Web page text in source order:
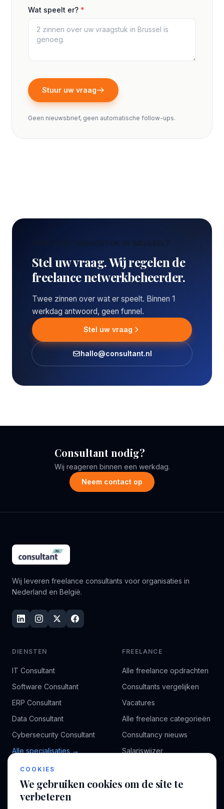
Wat speelt er? *
Stuur uw vraag
Geen nieuwsbrief, geen automatische follow-ups.
CONCREET VRAAGSTUK IN BRUSSEL?
Stel uw vraag. Wij regelen de
freelance netwerkbeheerder.
Twee zinnen over wat er speelt. Binnen 1
werkdag antwoord, geen funnel.
Stel uw vraag
hallo@consultant.nl
Consultant nodig?
Wij reageren binnen een werkdag.
Neem contact op
Wij leveren freelance consultants voor organisaties in
Nederland en België.
DIENSTEN
IT Consultant
Software Consultant
ERP Consultant
Data Consultant
Cybersecurity Consultant
Alle specialisaties →
FREELANCE
Alle freelance opdrachten
Consultants vergelijken
Vacatures
Alle freelance categorieën
Consultancy nieuws
Salariswijzer
BEDRIJF
COOKIES
We gebruiken cookies om de site te
verbeteren